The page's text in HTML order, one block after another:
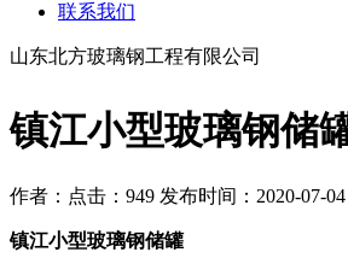
镇江小型玻璃钢储
作者： 点击：949 发布时间：2020-07-04
镇江小型玻璃钢储罐
联系我们
山东北方玻璃钢工程有限公司